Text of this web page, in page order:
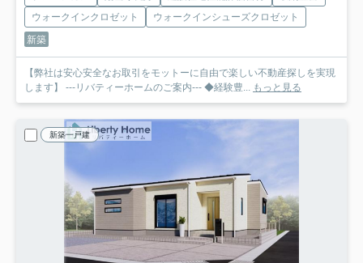
ウォークインクロゼット
ウォークインシューズクロゼット
新築
【弊社は安心安全なお取引をモットーに自由で楽しい不動産探しを実現
します】 ---リバティーホームのご案内--- ◆経験豊... もっと見る
新築一戸建